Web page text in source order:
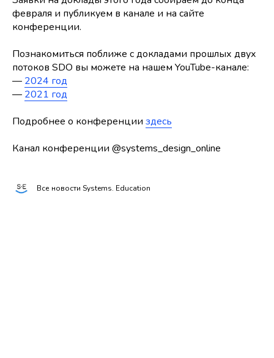
февраля и публикуем в канале и на сайте
конференции.
Познакомиться поближе с докладами прошлых двух
потоков SDO вы можете на нашем YouTube-канале:
— 2024 год
— 2021 год
Подробнее о конференции здесь
Канал конференции @systems_design_online
Все новости Systems. Education